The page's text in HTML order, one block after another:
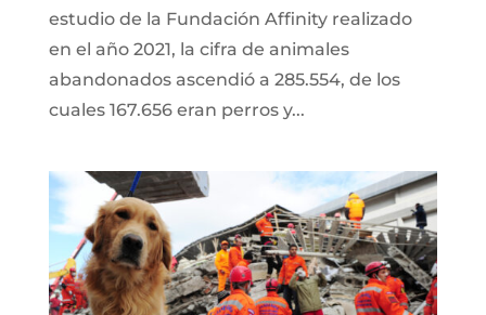
estudio de la Fundación Affinity realizado
en el año 2021, la cifra de animales
abandonados ascendió a 285.554, de los
cuales 167.656 eran perros y...